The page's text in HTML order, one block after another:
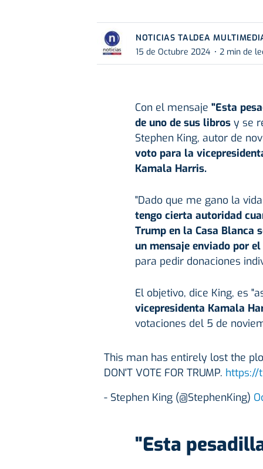
NOTICIAS TALDEA
15 de Octubre 2024
2 min de
Con el mensaje "Esta
de uno de sus libros y se
Stephen King, autor de
voto para la
Kamala Harris.
"Dado que me gano la
tengo cierta autoridad
Trump en la Casa Blanca
un mensaje enviado por
para pedir donaciones
El objetivo, dice King, es
vicepresidenta Kamala
votaciones del 5 de
This man has entirely lost the
DON'T VOTE FOR TRUMP. https://
- Stephen King (@StephenKing)
"Esta